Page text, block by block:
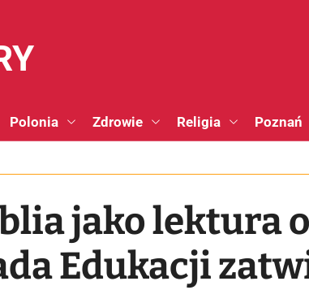
Polonia Zdrowie Religia Poznań
jako lektura
Edukacji